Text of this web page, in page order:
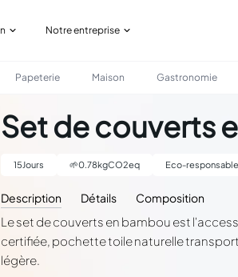
Notre entreprise
Papeterie Maison Gastronomie
Set de couverts
15 Jours 🌱0.78kgCO2eq Eco-responsable
Description Détails Composition
Le set de couverts en bambou est
certifiée, pochette toile naturelle
légère.